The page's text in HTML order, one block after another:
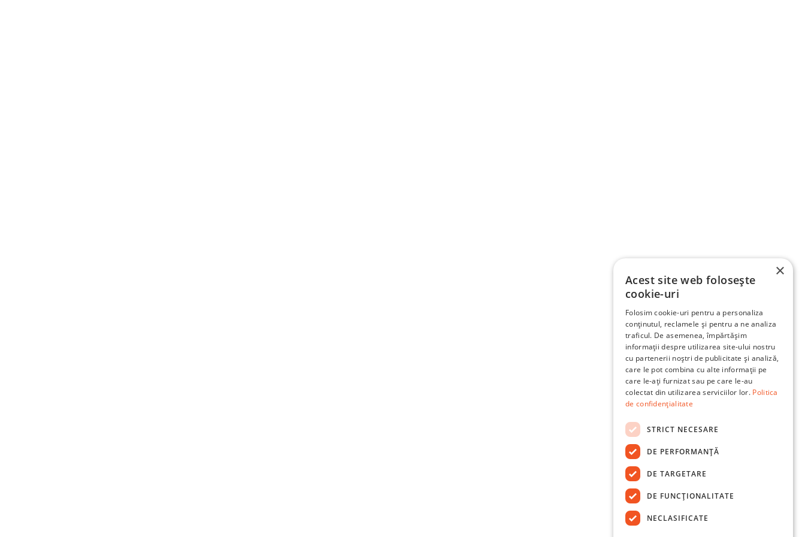
×
Acest site web folosește
cookie-uri
Folosim cookie-uri pentru a personaliza
conținutul, reclamele și pentru a ne analiza
traficul. De asemenea, împărtășim
informații despre utilizarea site-ului nostru
cu partenerii noștri de publicitate și analiză,
care le pot combina cu alte informații pe
care le-ați furnizat sau pe care le-au
colectat din utilizarea serviciilor lor. Politica
de confidențialitate
STRICT NECESARE
DE PERFORMANȚĂ
DE TARGETARE
DE FUNCŢIONALITATE
NECLASIFICATE